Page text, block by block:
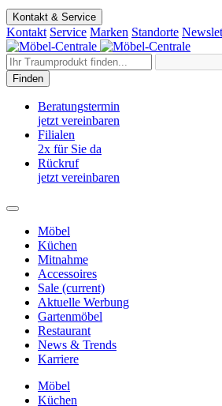
Kontakt & Service
Kontakt Service Marken Standorte
Finden
Beratungstermin
jetzt vereinbaren
Filialen
2x für Sie da
Rückruf
jetzt vereinbaren
Möbel
Küchen
Mitnahme
Accessoires
Sale (current)
Aktuelle Werbung
Gartenmöbel
Restaurant
News & Trends
Karriere
Möbel
Küchen